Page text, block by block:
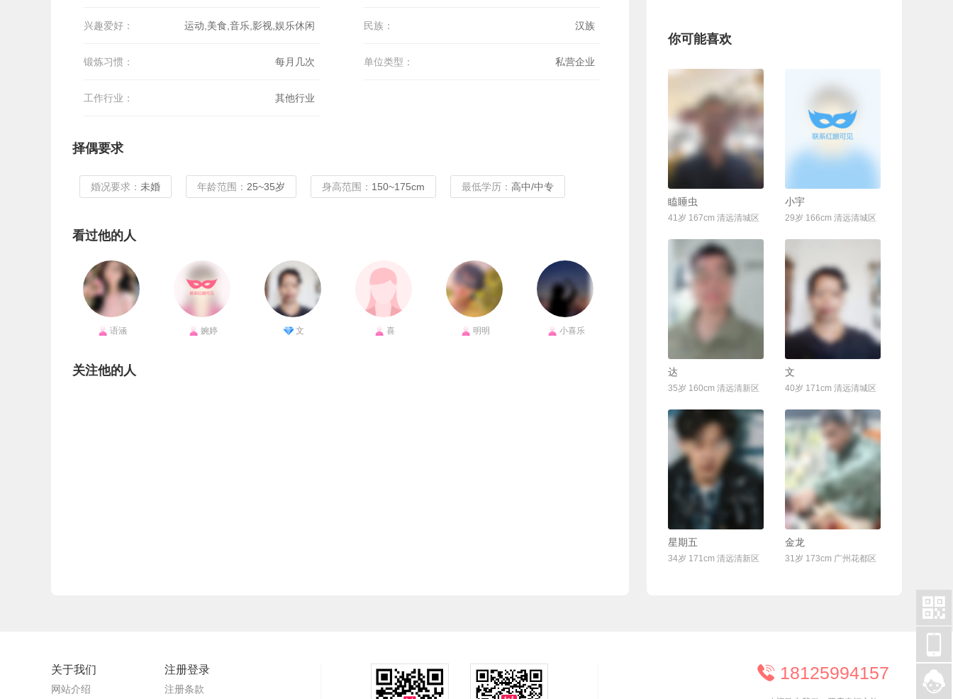
兴趣爱好： 运动,美食,音乐,影视,娱乐休闲 民族： 汉族
锻炼习惯： 每月几次 单位类型： 私营企业
工作行业： 其他行业
择偶要求
婚况要求： 未婚 年龄范围： 25~35岁 身高范围： 150~175cm 最低学历： 高中/中专
看过他的人
语涵 婉婷 文 喜 明明 小喜乐
关注他的人
你可能喜欢
瞌睡虫
41岁 167cm 清远清城区
小宇
29岁 166cm 清远清城区
达
35岁 160cm 清远清新区
文
40岁 171cm 清远清城区
星期五
34岁 171cm 清远清新区
金龙
31岁 173cm 广州花都区
关于我们
网站介绍
注册登录
注册条款
 18125994157

